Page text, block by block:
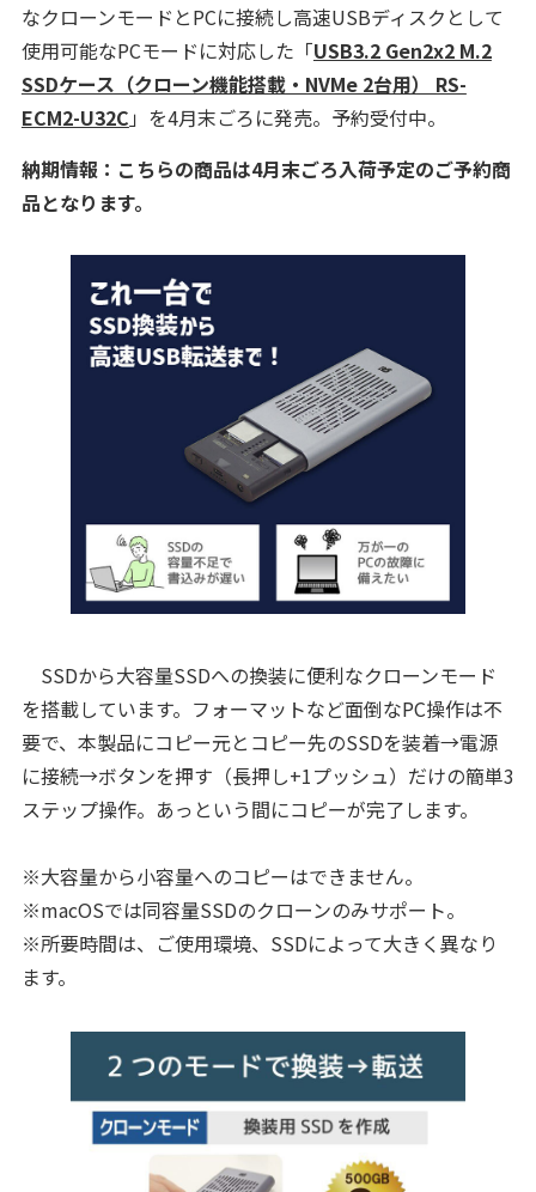
なクローンモードとPCに接続し高速USBディスクとして
使用可能なPCモードに対応した「USB3.2 Gen2x2 M.2
SSDケース（クローン機能搭載・NVMe 2台用） RS-
ECM2-U32C 」を4月末ごろに発売。予約受付中。
納期情報：こちらの商品は4月末ごろ入荷予定のご予約商
品となります。
SSDから大容量SSDへの換装に便利なクローンモード
を搭載しています。フォーマットなど面倒なPC操作は不
要で、本製品にコピー元とコピー先のSSDを装着→電源
に接続→ボタンを押す（長押し+1プッシュ）だけの簡単3
ステップ操作。あっという間にコピーが完了します。
※大容量から小容量へのコピーはできません。
※macOSでは同容量SSDのクローンのみサポート。
※所要時間は、ご使用環境、SSDによって大きく異なり
ます。